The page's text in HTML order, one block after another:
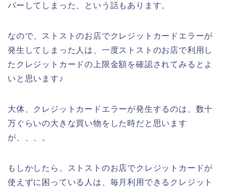
バーしてしまった、という話もあります。
なので、ストストのお店でクレジットカードエラーが
発生してしまった人は、一度ストストのお店で利用し
たクレジットカードの上限金額を確認されてみるとよ
いと思います♪
大体、クレジットカードエラーが発生するのは、数十
万ぐらいの大きな買い物をした時だと思います
が、、、。
もしかしたら、ストストのお店でクレジットカードが
使えずに困っている人は、毎月利用できるクレジット